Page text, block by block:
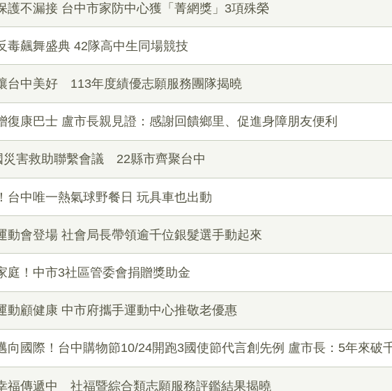
護不漏接 台中市家防中心獲「菁網獎」3項殊榮
毒飆舞盛典 42隊高中生同場競技
台中美好 113年度績優志願服務團隊揭曉
復康巴士 盧市長親見證：感謝回饋鄉里、促進身障朋友便利
災害救助聯繫會議 22縣市齊聚台中
台中唯一熱氣球野餐日 玩具車也出動
動會登場 社會局長帶領逾千位銀髮選手動起來
庭！中市3社區管委會捐贈獎助金
動顧健康 中市府攜手運動中心推敬老優惠
向國際！台中購物節10/24開跑3國使節代言創先例 盧市長：5年來破
福傳遞中 社福暨綜合類志願服務評鑑結果揭曉